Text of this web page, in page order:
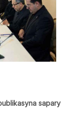
sapary